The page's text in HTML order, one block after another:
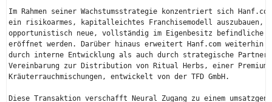
Im Rahmen seiner Wachstumsstrategie konzentriert sich
ein risikoarmes, kapitalleichtes Franchisemodell auszubauen,
opportunistisch neue, vollständig im Eigenbesitz befindliche
eröffnet werden. Darüber hinaus erweitert Hanf.com weiterhin
durch interne Entwicklung als auch durch strategische
Vereinbarung zur Distribution von Ritual Herbs, einer
Kräuterrauchmischungen, entwickelt von der TFD GmbH.
Diese Transaktion verschafft Neural Zugang zu einem